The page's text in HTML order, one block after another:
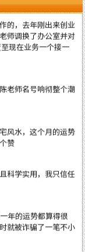
师调换了办公室并对
师名号响彻整个潮
水，这个月的运势
学实用，我只信任
年的运势都算得很
被诈骗了一笔不小
陈先生是最准的一